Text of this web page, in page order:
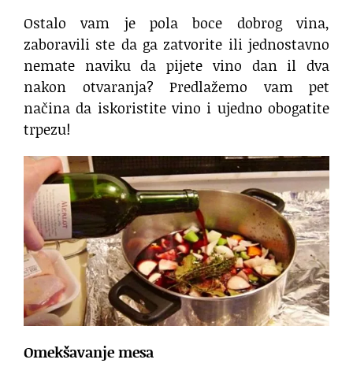
Ostalo vam je pola boce dobrog vina,
zaboravili ste da ga zatvorite ili jednostavno
nemate naviku da pijete vino dan il dva
nakon otvaranja? Predlažemo vam pet
načina da iskoristite vino i ujedno obogatite
trpezu!
Omekšavanje mesa